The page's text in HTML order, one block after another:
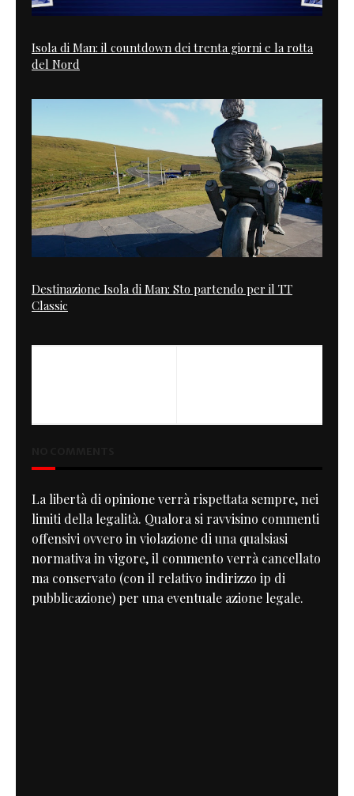
Isola di Man: il countdown dei trenta giorni e la rotta
del Nord
Destinazione Isola di Man: Sto partendo per il TT
Classic
La libertà di opinione verrà rispettata sempre, nei
limiti della legalità. Qualora si ravvisino commenti
offensivi ovvero in violazione di una qualsiasi
normativa in vigore, il commento verrà cancellato
ma conservato (con il relativo indirizzo ip di
pubblicazione) per una eventuale azione legale.